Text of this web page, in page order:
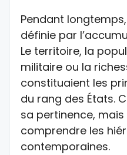
Pendant
définie par
Le territoire, la
militaire ou la
constituaient les
du rang des États.
sa pertinence,
comprendre les
contemporaines.